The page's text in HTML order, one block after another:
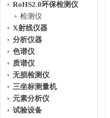
RoHS2.0环保检测仪
检测仪
X射线仪器
分析仪器
色谱仪
质谱仪
无损检测仪
三坐标测量机
元素分析仪
试验设备